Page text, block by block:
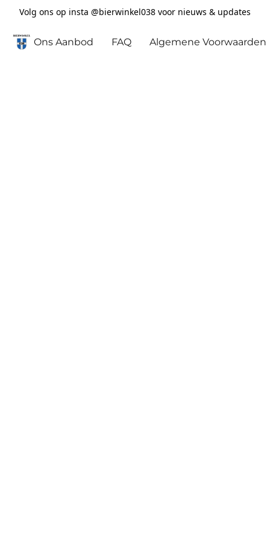
Volg ons op insta @bierwinkel038 voor nieuws & updates
Ons Aanbod FAQ Algemene Voorwaarden